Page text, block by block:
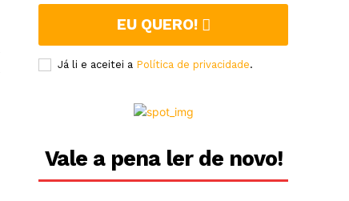
EU QUERO!
Já li e aceitei a Política de privacidade.
Vale a pena ler de novo!